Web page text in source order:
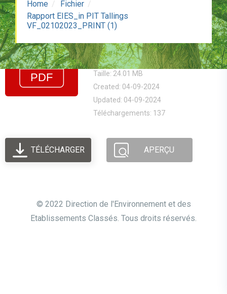
Home
Fichier
Rapport EIES_in PIT Tallings
VF_02102023_PRINT (1)Rapport EIES_in PIT
Tallings
VF_02102023_PRINT (1)
Taille: 24.01 MB
Created: 04-09-2024
Updated: 04-09-2024
Téléchargements: 137
TÉLÉCHARGER APERÇU
© 2022 Direction de l'Environnement et des
Etablissements Classés. Tous droits réservés.